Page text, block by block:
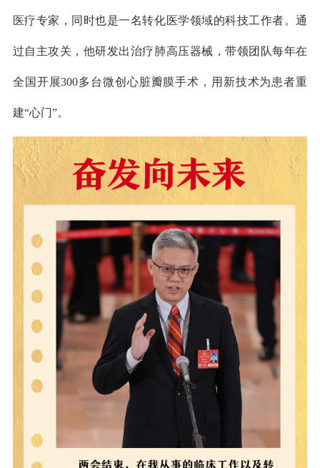
医疗专家，同时也是一名转化医学领域的科技工作者。通
过自主攻关，他研发出治疗肺高压器械，带领团队每年在
全国开展300多台微创心脏瓣膜手术，用新技术为患者重
建“心门”。